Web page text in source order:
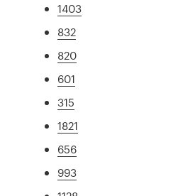
1403
832
820
601
315
1821
656
993